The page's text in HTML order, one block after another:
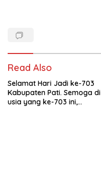
Read Also
Selamat Hari Jadi ke-703
Kabupaten Pati. Semoga di
usia yang ke-703 ini,